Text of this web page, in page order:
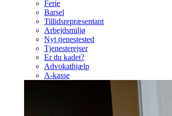
Ferie
Barsel
Tillidsrepræsentant
Arbejdsmiljø
Nyt tjenestested
Tjenesterejser
Er du kadet?
Advokathjælp
A-kasse